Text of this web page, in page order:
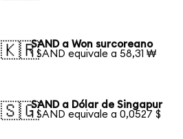
🇰🇷SAND a Won surcoreano
1 SAND equivale a 58,31 ₩
🇸🇬SAND a Dólar de Singapur
1 SAND equivale a 0,0527 $